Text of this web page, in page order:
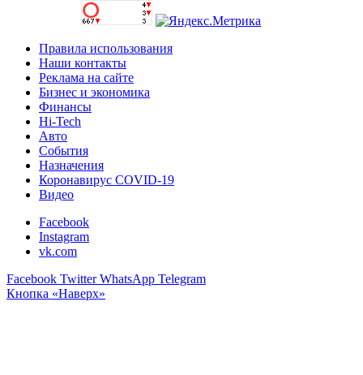
Правила использования
Наши контакты
Реклама на сайте
Бизнес и экономика
Финансы
Hi-Tech
Авто
События
Назначения
Коронавирус COVID-19
Видео
Facebook
Instagram
vk.com
Facebook Twitter WhatsApp Telegram
Кнопка «Наверх»